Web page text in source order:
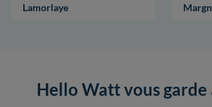
Lamorlaye
Hello Watt vous garde